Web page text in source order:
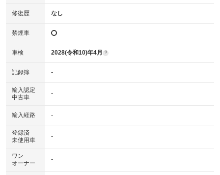
修復歴 なし
禁煙車
車検 2028(令和10)年4月 ?
記録簿 -
輸入認定
中古車
-
輸入経路 -
登録済
未使用車
-
ワン
オーナー
-